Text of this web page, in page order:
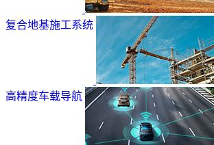
复合地基施工系统
高精度车载导航